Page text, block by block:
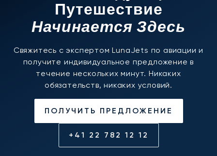
Путешествие
Начинается Здесь
Свяжитесь с экспертом LunaJets по авиации и
получите индивидуальное предложение в
течение нескольких минут. Никаких
обязательств, никаких условий.
ПОЛУЧИТЬ ПРЕДЛОЖЕНИЕ
+41 22 782 12 12